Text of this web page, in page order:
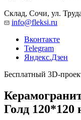
Склад, Сочи, ул.
info@fleksi.ru
Вконтакте
Telegram
Яндекс.Дзен
Бесплатный 3D-
Голд 120*120